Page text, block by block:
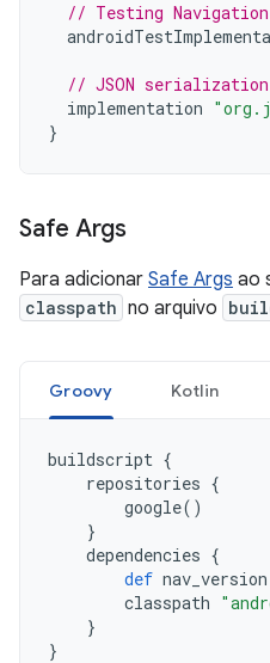
// Testing Navigation
// JSON
implementation
}
Safe Args
Para adicionar Safe Args ao
classpath no arquivo
Groovy Kotlin
buildscript {
repositories {
google()
}
dependencies {
def nav_version
classpath
}
}